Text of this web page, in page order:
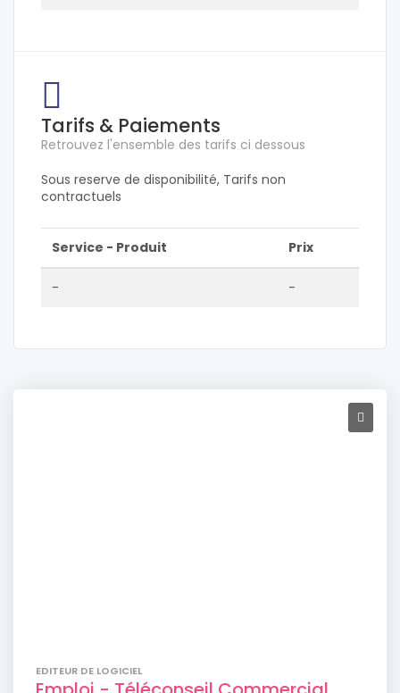
Tarifs & Paiements
Retrouvez l'ensemble des tarifs ci dessous
Sous reserve de disponibilité, Tarifs non
contractuels
Service - Produit Prix
- -
EDITEUR DE LOGICIEL